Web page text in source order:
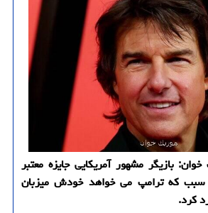
بازیگر مشهور آمریکایی جایزه معتبر
سبب که ترامپ می خواهد خودش میزبان
کرد.